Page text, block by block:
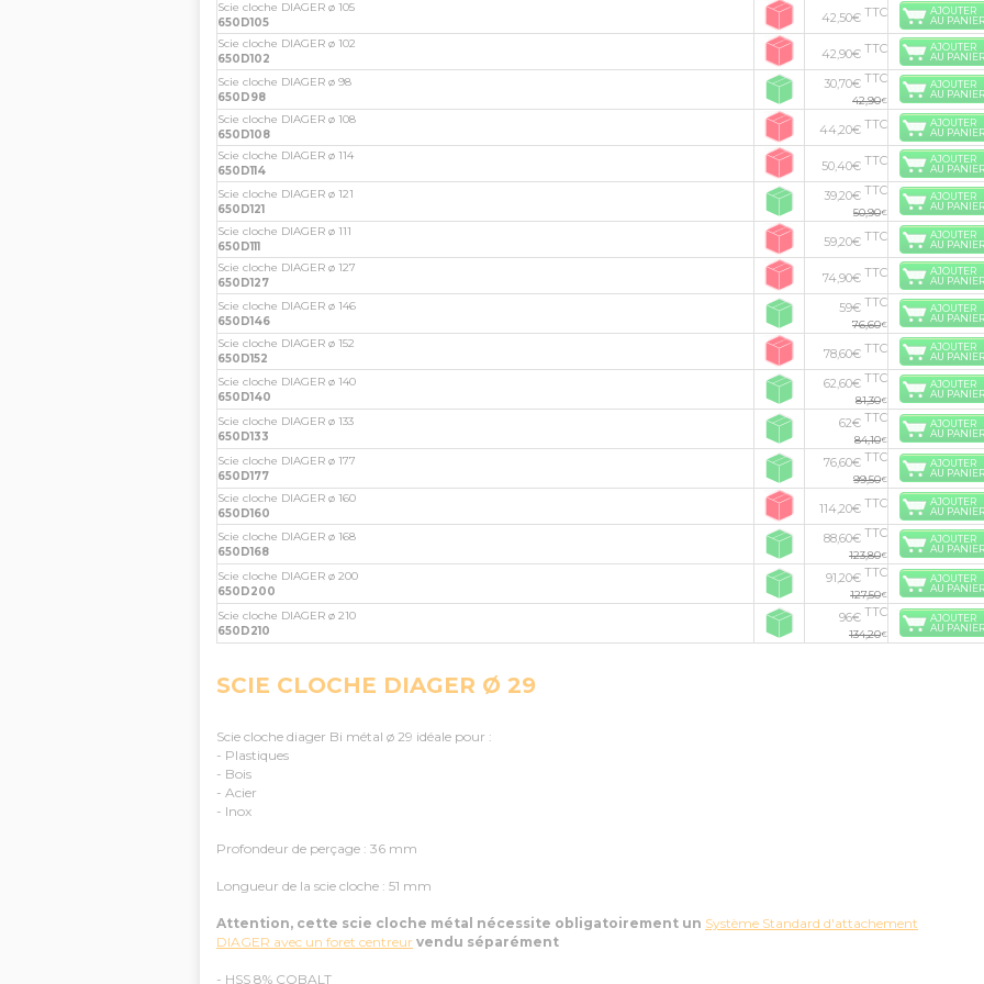
Scie cloche DIAGER ø 105
650D105
42,50€ TTC
AJOUTER
AU PANIER
Scie cloche DIAGER ø 102
650D102
42,90€ TTC
AJOUTER
AU PANIER
Scie cloche DIAGER ø 98
650D98
30,70€ TTC
42,90€
AJOUTER
AU PANIER
Scie cloche DIAGER ø 108
650D108
44,20€ TTC
AJOUTER
AU PANIER
Scie cloche DIAGER ø 114
650D114
50,40€ TTC
AJOUTER
AU PANIER
Scie cloche DIAGER ø 121
650D121
39,20€ TTC
50,90€
AJOUTER
AU PANIER
Scie cloche DIAGER ø 111
650D111
59,20€ TTC
AJOUTER
AU PANIER
Scie cloche DIAGER ø 127
650D127
74,90€ TTC
AJOUTER
AU PANIER
Scie cloche DIAGER ø 146
650D146
59€ TTC
76,60€
AJOUTER
AU PANIER
Scie cloche DIAGER ø 152
650D152
78,60€ TTC
AJOUTER
AU PANIER
Scie cloche DIAGER ø 140
650D140
62,60€ TTC
81,30€
AJOUTER
AU PANIER
Scie cloche DIAGER ø 133
650D133
62€ TTC
84,10€
AJOUTER
AU PANIER
Scie cloche DIAGER ø 177
650D177
76,60€ TTC
99,50€
AJOUTER
AU PANIER
Scie cloche DIAGER ø 160
650D160
114,20€ TTC
AJOUTER
AU PANIER
Scie cloche DIAGER ø 168
650D168
88,60€ TTC
123,80€
AJOUTER
AU PANIER
Scie cloche DIAGER ø 200
650D200
91,20€ TTC
127,50€
AJOUTER
AU PANIER
Scie cloche DIAGER ø 210
650D210
96€ TTC
134,20€
AJOUTER
AU PANIER
SCIE CLOCHE DIAGER Ø 29
Scie cloche diager Bi métal ø 29 idéale pour :
- Plastiques
- Bois
- Acier
- Inox
Profondeur de perçage : 36 mm
Longueur de la scie cloche : 51 mm
Attention, cette scie cloche métal nécessite obligatoirement un Système Standard d'attachement
DIAGER avec un foret centreur vendu séparément
- HSS 8% COBALT